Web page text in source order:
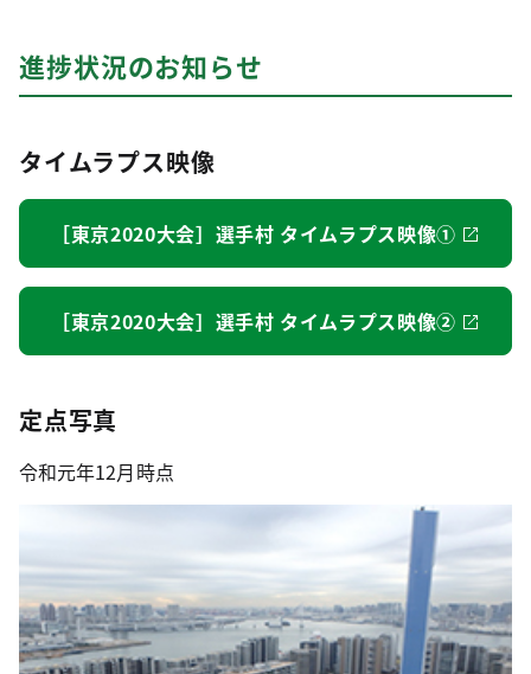
進捗状況のお知らせ
タイムラプス映像
［東京2020大会］選手村 タイムラプス映像①
［東京2020大会］選手村 タイムラプス映像②
定点写真
令和元年12月時点